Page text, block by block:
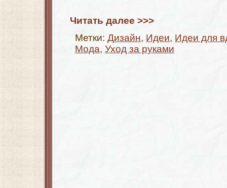
Читать далее >>>
Метки: Дизайн, Идеи, Идеи для
Мода, Уход за руками